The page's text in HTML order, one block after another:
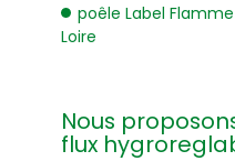
poêle Label
Loire
Nous
flux